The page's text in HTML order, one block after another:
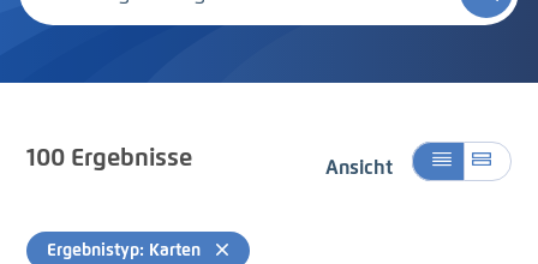
100Ergebnisse Ansicht
Ergebnistyp: Karten